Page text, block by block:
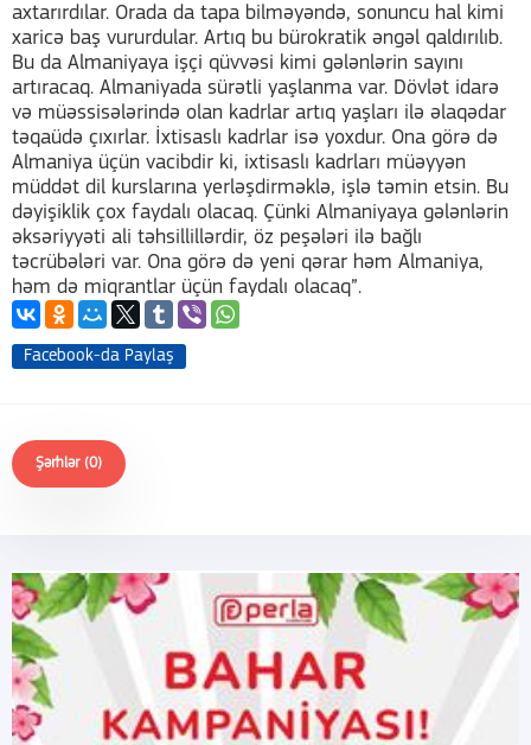
axtarırdılar. Orada da tapa bilməyəndə, sonuncu hal kimi
xaricə baş vururdular. Artıq bu bürokratik əngəl qaldırılıb.
Bu da Almaniyaya işçi qüvvəsi kimi gələnlərin sayını
artıracaq. Almaniyada sürətli yaşlanma var. Dövlət idarə
və müəssisələrində olan kadrlar artıq yaşları ilə əlaqədar
təqaüdə çıxırlar. İxtisaslı kadrlar isə yoxdur. Ona görə də
Almaniya üçün vacibdir ki, ixtisaslı kadrları müəyyən
müddət dil kurslarına yerləşdirməklə, işlə təmin etsin. Bu
dəyişiklik çox faydalı olacaq. Çünki Almaniyaya gələnlərin
əksəriyyəti ali təhsillillərdir, öz peşələri ilə bağlı
təcrübələri var. Ona görə də yeni qərar həm Almaniya,
həm də miqrantlar üçün faydalı olacaq”.
Facebook-da Paylaş
Şərhlər (0)